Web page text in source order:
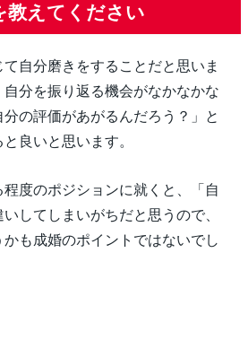
教えてください
て自分磨きをすることだと思いま
分を振り返る機会がなかなかな
の評価があがるんだろう？」と
良いと思います。
度のポジションに就くと、「自
してしまいがちだと思うので、
も成婚のポイントではないでし